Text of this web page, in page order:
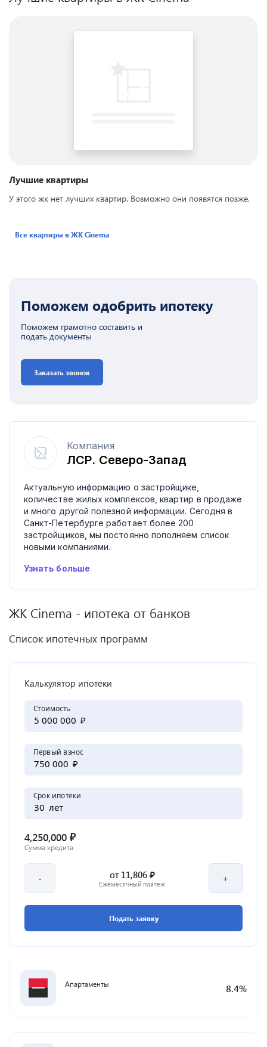
Лучшие квартиры
У этого жк нет лучших квартир. Возможно они появятся позже.
Все квартиры в ЖКCinema
Поможем одобрить ипотеку
Поможем грамотно составить и
подать документы
Заказать звонок
Компания
ЛСР. Северо-Запад
Актуальную информацию о застройщике,
количестве жилых комплексов, квартир в продаже
и много другой полезной информации. Сегодня в
Санкт-Петербурге работает более 200
застройщиков, мы постоянно пополняем список
новыми компаниями.
Узнать больше
ЖК Cinema - ипотека от банков
Список ипотечных программ
Калькулятор ипотеки
Стоимость
₽
Первый взнос
₽
Срок ипотеки
лет
4,250,000 ₽
Сумма кредита
- от 11,806 ₽
Ежемесячный платеж +
Подать заявку
Апартаменты 8.4%